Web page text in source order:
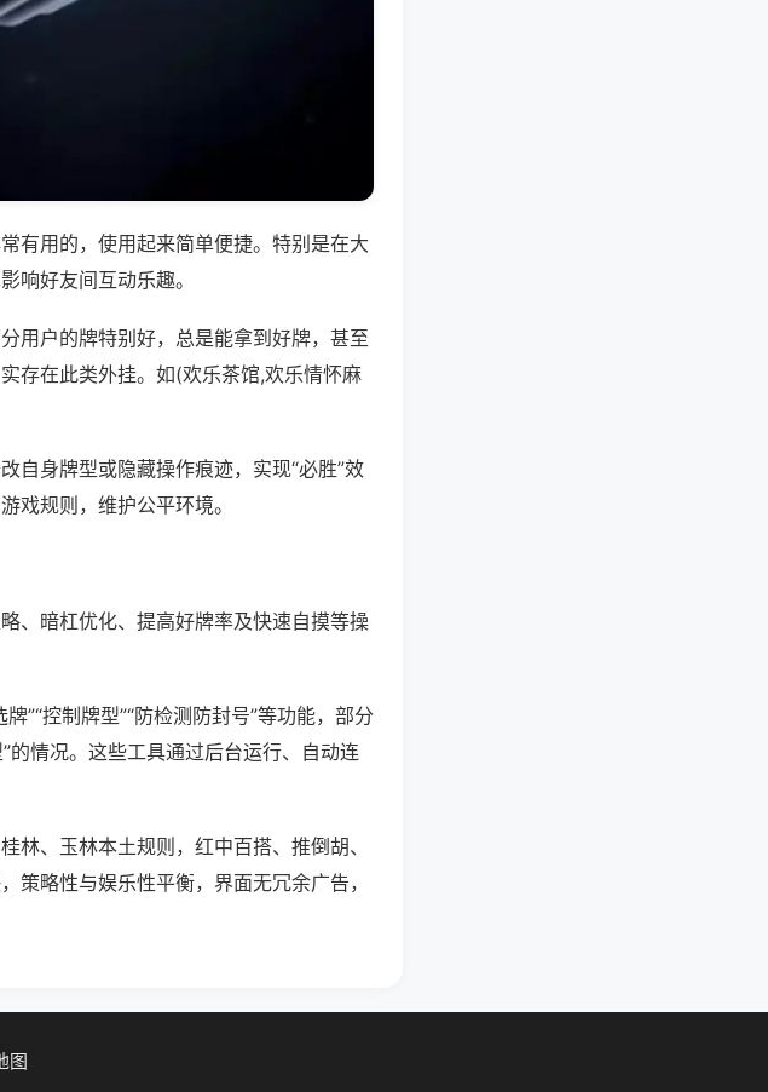
有用的，使用起来简单便捷。特别是在大
响好友间互动乐趣。
用户的牌特别好，总是能拿到好牌，甚至
存在此类外挂。如(欢乐茶馆,欢乐情怀麻
自身牌型或隐藏操作痕迹，实现“必胜”效
戏规则，维护公平环境。
、暗杠优化、提高好牌率及快速自摸等操
”“控制牌型”“防检测防封号”等功能，部分
的情况。这些工具通过后台运行、自动连
林、玉林本土规则，红中百搭、推倒胡、
策略性与娱乐性平衡，界面无冗余广告，
图